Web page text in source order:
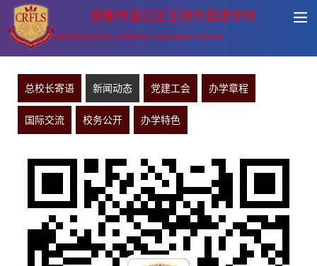
成都市温江区王府外国语学校
CHENGDU ROYAL FOREIGN LANGUAGE SCHOOL
总校长寄语 新闻动态 党建工会 办学章程
国际交流 校务公开 办学特色